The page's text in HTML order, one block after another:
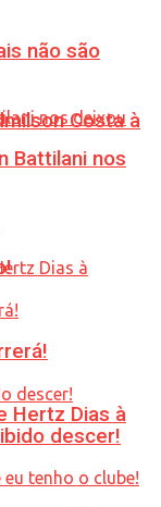
Costa à
Hertz Dias à
não são
Battilani nos
descer!